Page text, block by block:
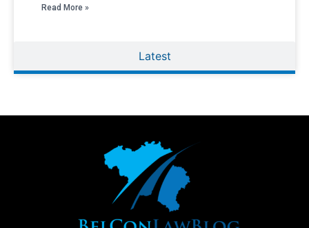
Latest
Read More »